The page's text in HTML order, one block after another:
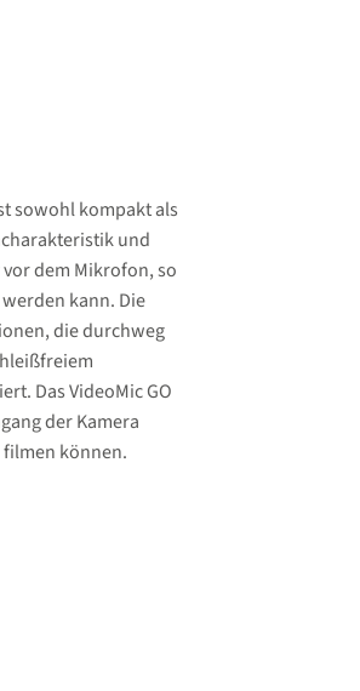
sowohl kompakt als
und
dem Mikrofon, so
kann. Die
die durchweg
Das VideoMic GO
der Kamera
filmen können.